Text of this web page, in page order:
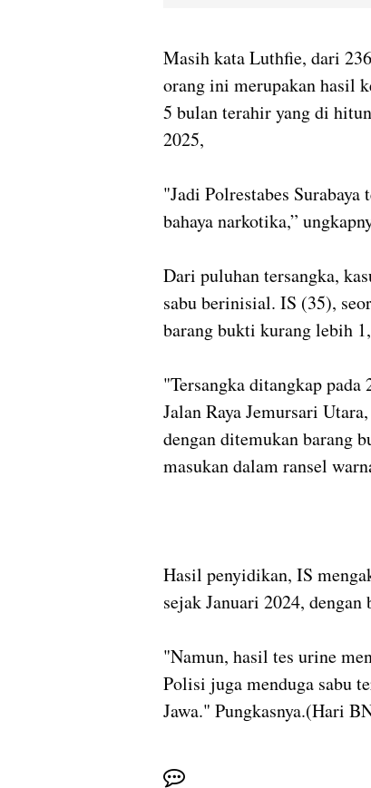
Masih kata Luthfie, dari
orang ini merupakan hasil
5 bulan terahir yang di
2025,
"Jadi Polrestabes
bahaya narkotika,”
Dari puluhan tersangka,
sabu berinisial. IS (35),
barang bukti kurang lebih
"Tersangka ditangkap
Jalan Raya Jemursari
dengan ditemukan barang
masukan dalam ransel
Hasil penyidikan, IS
sejak Januari 2024,
"Namun, hasil tes urine
Polisi juga menduga sabu
Jawa." Pungkasnya.(Hari